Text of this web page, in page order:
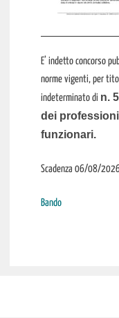
E’ indetto concorso
norme vigenti, per
indeterminato di n.
dei
funzionari.
Scadenza 06/08/
Bando